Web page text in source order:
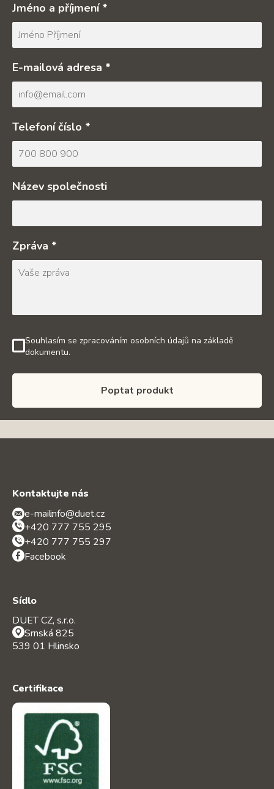
Jméno a příjmení *
E-mailová adresa *
Telefoní číslo *
Název společnosti
Zpráva *
Souhlasím se zpracováním osobních údajů na základě
dokumentu.
Poptat produkt
Kontaktujte nás
e-mail:info@duet.cz
+420 777 755 295
+420 777 755 297
Facebook
Sídlo
DUET CZ, s.r.o.
Srnská 825
539 01 Hlinsko
Certifikace